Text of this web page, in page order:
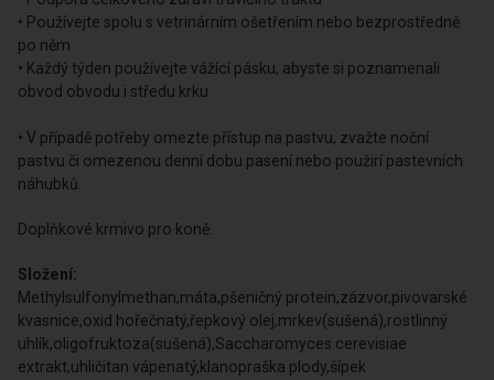
• Používejte spolu s vetrinárním ošetřením nebo bezprostředně
po něm
• Každý týden používejte vážící pásku, abyste si poznamenali
obvod obvodu i středu krku
• V případě potřeby omezte přístup na pastvu, zvažte noční
pastvu či omezenou denní dobu pasení nebo použirí pastevních
náhubků.
Doplňkové krmivo pro koně.
Složení:
Methylsulfonylmethan,máta,pšeničný protein,zázvor,pivovarské
kvasnice,oxid hořečnatý,řepkový olej,mrkev(sušená),rostlinný
uhlík,oligofruktoza(sušená),Saccharomyces cerevisiae
extrakt,uhličitan vápenatý,klanopraška plody,šípek